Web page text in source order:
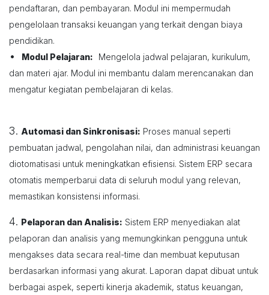
pendaftaran, dan pembayaran. Modul ini mempermudah
pengelolaan transaksi keuangan yang terkait dengan biaya
pendidikan.
• Modul Pelajaran:
Mengelola jadwal pelajaran, kurikulum,
dan materi ajar. Modul ini membantu dalam merencanakan dan
mengatur kegiatan pembelajaran di kelas.
3. Automasi dan Sinkronisasi: Proses manual seperti
pembuatan jadwal, pengolahan nilai, dan administrasi keuangan
diotomatisasi untuk meningkatkan efisiensi. Sistem ERP secara
otomatis memperbarui data di seluruh modul yang relevan,
memastikan konsistensi informasi.
4. Pelaporan dan Analisis: Sistem ERP menyediakan alat
pelaporan dan analisis yang memungkinkan pengguna untuk
mengakses data secara real-time dan membuat keputusan
berdasarkan informasi yang akurat. Laporan dapat dibuat untuk
berbagai aspek, seperti kinerja akademik, status keuangan,